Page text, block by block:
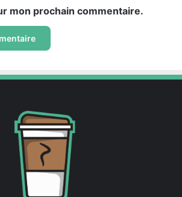
mon prochain commentaire.